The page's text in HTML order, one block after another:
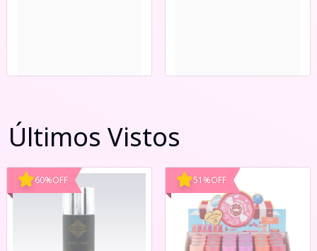
Últimos Vistos
60%OFF 51 %OFF